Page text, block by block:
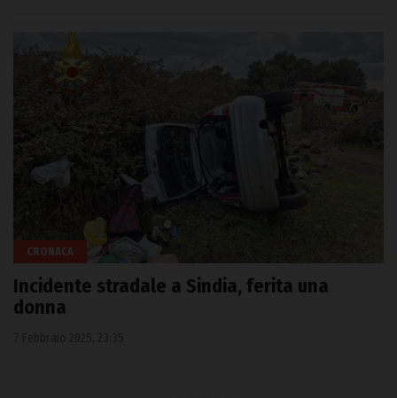
CRONACA
Incidente stradale a Sindia, ferita una
donna